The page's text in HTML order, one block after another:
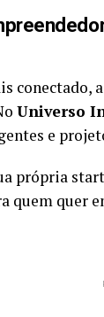
conectado,
Universo
e
própria
quem quer